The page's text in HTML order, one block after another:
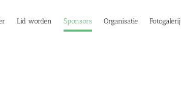
Lid worden Sponsors Organisatie Fotogalerij